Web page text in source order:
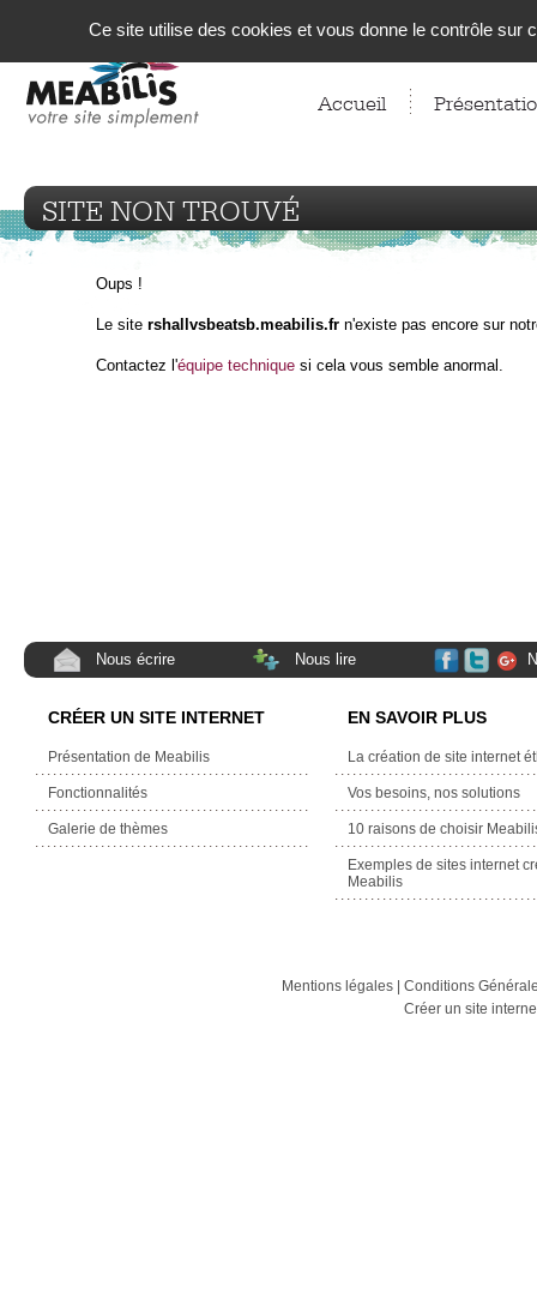
Accueil
SITE NON TROUVÉ
Oups !
Le site rshallvsbeatsb.meabilis.fr n'existe pas encore sur
Contactez l'équipe technique si cela vous semble anormal.
Nous écrire Nous lire
CRÉER UN SITE INTERNET
Présentation de Meabilis
Fonctionnalités
Galerie de thèmes
EN SAVOIR PLUS
La création de site internet
Vos besoins, nos solutions
10 raisons de choisir
Exemples de sites internet
Meabilis
Mentions légales| Conditions
Créer un site
Ce site utilise des cookies et vous donne le contrôle sur